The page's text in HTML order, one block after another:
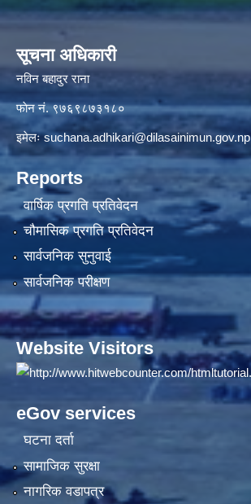
सूचना अधिकारी
नविन बहादुर राना
फाेन नं. ९७६९८७३१८०
इमेलःsuchana.adhikari@dilasainimun.gov.np
Reports
वार्षिक प्रगति प्रतिवेदन
चौमासिक प्रगति प्रतिवेदन
सार्वजनिक सुनुवाई
सार्वजनिक परीक्षण
Website Visitors
eGov services
घटना दर्ता
सामाजिक सुरक्षा
नागरिक वडापत्र